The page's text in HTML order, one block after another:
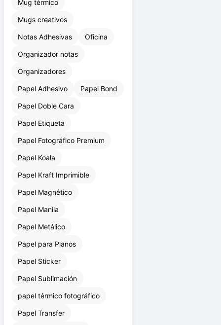
Mug térmico
Mugs creativos
Notas Adhesivas Oficina
Organizador notas
Organizadores
Papel Adhesivo Papel Bond
Papel Doble Cara
Papel Etiqueta
Papel Fotográfico Premium
Papel Koala
Papel Kraft Imprimible
Papel Magnético
Papel Manila
Papel Metálico
Papel para Planos
Papel Sticker
Papel Sublimación
papel térmico fotográfico
Papel Transfer